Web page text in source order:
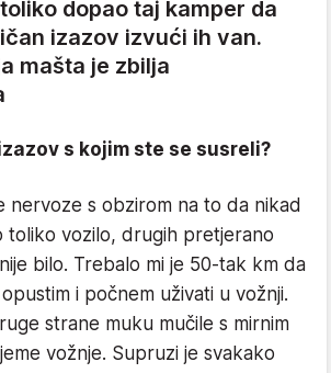
dopao taj kamper da
izazov izvući ih van.
mašta je zbilja
s kojim ste se susreli?
nervoze s obzirom na to da nikad
toliko vozilo, drugih pretjerano
bilo. Trebalo mi je 50-tak km da
i počnem uživati u vožnji.
strane muku mučile s mirnim
vožnje. Supruzi je svakako